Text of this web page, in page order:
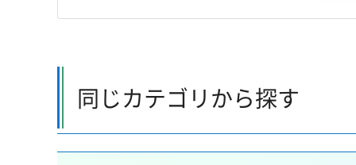
同じカテゴリから探す